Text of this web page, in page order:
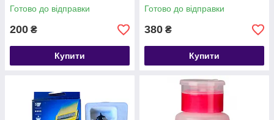
Готово до відправки
200 ₴
Купити
Готово до відправки
380 ₴
Купити